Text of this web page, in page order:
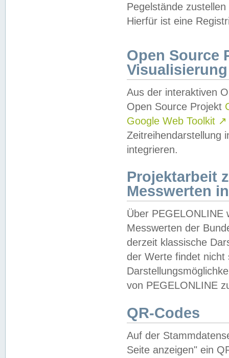
Pegelstände
Hierfür ist eine
Open Source
Visualisierung
Aus der interaktiven
Open Source Projekt
Google Web Toolkit ↗
Zeitreihendarstellung
integrieren.
Projektarbeit
Messwerten
Über PEGELONLINE
Messwerten der
derzeit klassische
der Werte findet
von PEGELONLINE
QR-Codes
Auf der
Seite anzeigen" ein